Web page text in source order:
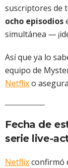
suscriptores de
ocho episodios
simultánea —
Así que ya lo
equipo de
Netflixo
Fecha de
serie live-
Netflixconfirmó